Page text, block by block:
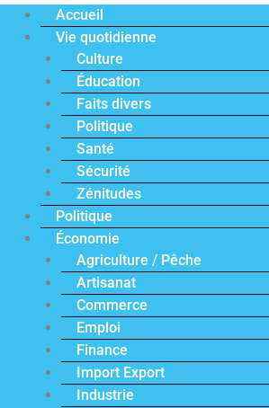
Accueil
Vie quotidienne
Culture
Éducation
Faits divers
Politique
Santé
Sécurité
Zénitudes
Politique
Économie
Agriculture / Pêche
Artisanat
Commerce
Emploi
Finance
Import Export
Industrie